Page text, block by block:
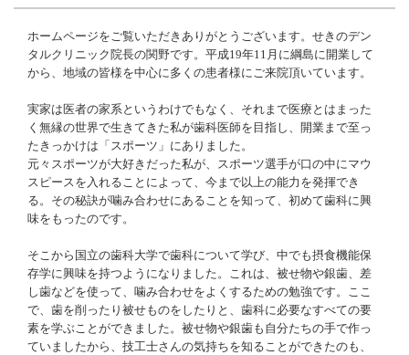
ホームページをご覧いただきありがとうございます。せきのデン
タルクリニック院長の関野です。平成19年11月に綱島に開業して
から、地域の皆様を中心に多くの患者様にご来院頂いています。
実家は医者の家系というわけでもなく、それまで医療とはまった
く無縁の世界で生きてきた私が歯科医師を目指し、開業まで至っ
たきっかけは「スポーツ」にありました。
元々スポーツが大好きだった私が、スポーツ選手が口の中にマウ
スピースを入れることによって、今まで以上の能力を発揮でき
る。その秘訣が噛み合わせにあることを知って、初めて歯科に興
味をもったのです。
そこから国立の歯科大学で歯科について学び、中でも摂食機能保
存学に興味を持つようになりました。これは、被せ物や銀歯、差
し歯などを使って、噛み合わせをよくするための勉強です。ここ
で、歯を削ったり被せものをしたりと、歯科に必要なすべての要
素を学ぶことができました。被せ物や銀歯も自分たちの手で作っ
ていましたから、技工士さんの気持ちを知ることができたのも、